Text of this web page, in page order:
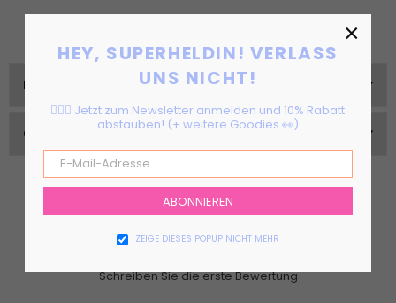
HEY, SUPERHELDIN! VERLASS
UNS NICHT!
🦸🏻‍♀️ Jetzt zum Newsletter anmelden und 10% Rabatt
abstauben! (+ weitere Goodies 👀)
ABONNIEREN
ZEIGE DIESES POPUP NICHT MEHR
×
RÜCKGABE & VERSAND
GRÖßEN & PASSFORM
Schreiben Sie die erste Bewertung